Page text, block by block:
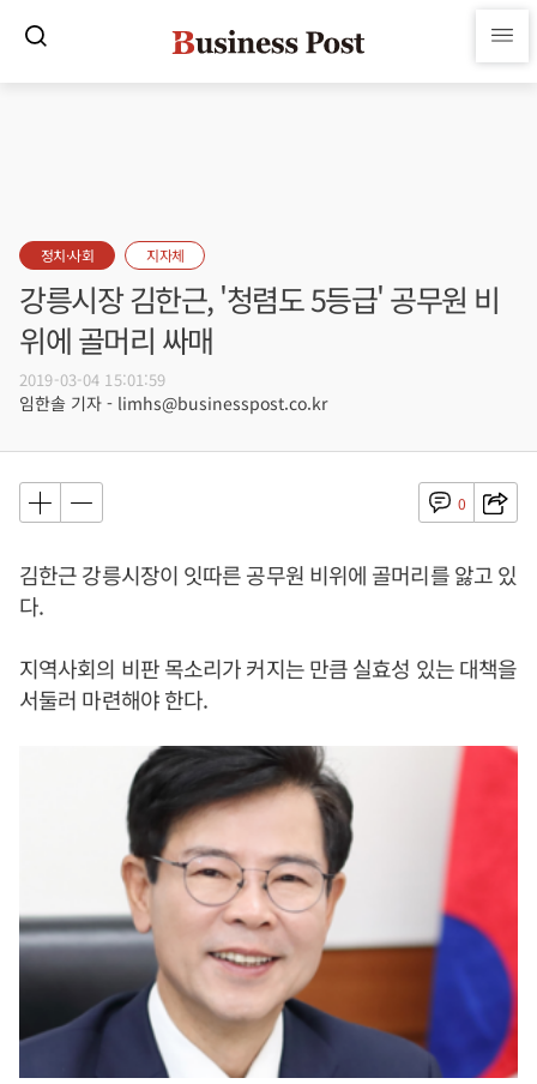
정치·사회 지자체
강릉시장 김한근, '청렴도 5등급' 공무원 비
위에 골머리 싸매
2019-03-04 15:01:59
임한솔 기자 - limhs@businesspost.co.kr
0
김한근 강릉시장이 잇따른 공무원 비위에 골머리를 앓고 있
다.
지역사회의 비판 목소리가 커지는 만큼 실효성 있는 대책을
서둘러 마련해야 한다.